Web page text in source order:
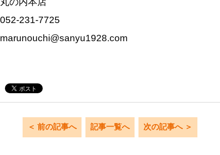
052-231-7725
marunouchi@sanyu1928.com
＜ 前の記事へ 記事一覧へ 次の記事へ ＞